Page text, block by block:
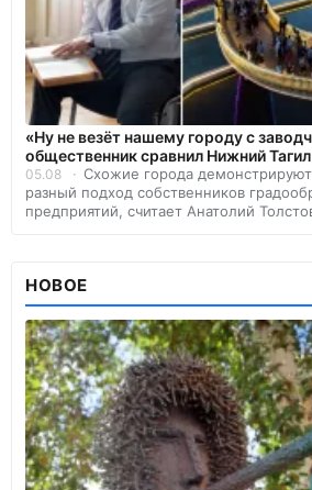
«Ну не везёт нашему городу с
общественник сравнил Нижний
05.08
Схожие города
разный подход собственников
предприятий, считает Анатолий
НОВОЕ